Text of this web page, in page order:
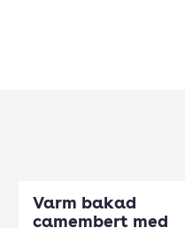
Varm bakad
camembert med